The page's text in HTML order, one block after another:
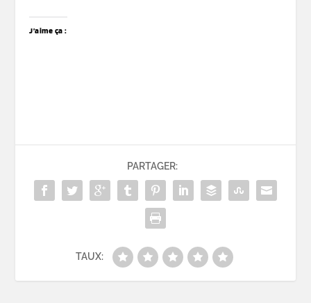
J’aime ça :
PARTAGER:
TAUX: